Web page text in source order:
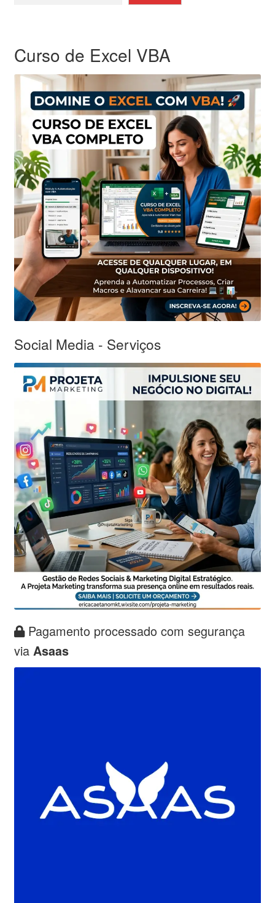
Curso de Excel VBA
Social Media - Serviços
Pagamento processado com segurança
via Asaas